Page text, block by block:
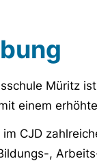
Müritz
einem
CJD
,